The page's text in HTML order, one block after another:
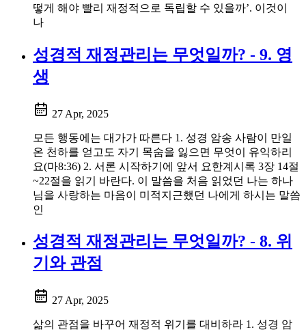
떻게 해야 빨리 재정적으로 독립할 수 있을까’. 이것이
나
성경적 재정관리는 무엇일까? - 9. 영
생
27 Apr, 2025
모든 행동에는 대가가 따른다 1. 성경 암송 사람이 만일
온 천하를 얻고도 자기 목숨을 잃으면 무엇이 유익하리
요(마8:36) 2. 서론 시작하기에 앞서 요한계시록 3장 14절
~22절을 읽기 바란다. 이 말씀을 처음 읽었던 나는 하나
님을 사랑하는 마음이 미적지근했던 나에게 하시는 말씀
인
성경적 재정관리는 무엇일까? - 8. 위
기와 관점
27 Apr, 2025
삶의 관점을 바꾸어 재정적 위기를 대비하라 1. 성경 암